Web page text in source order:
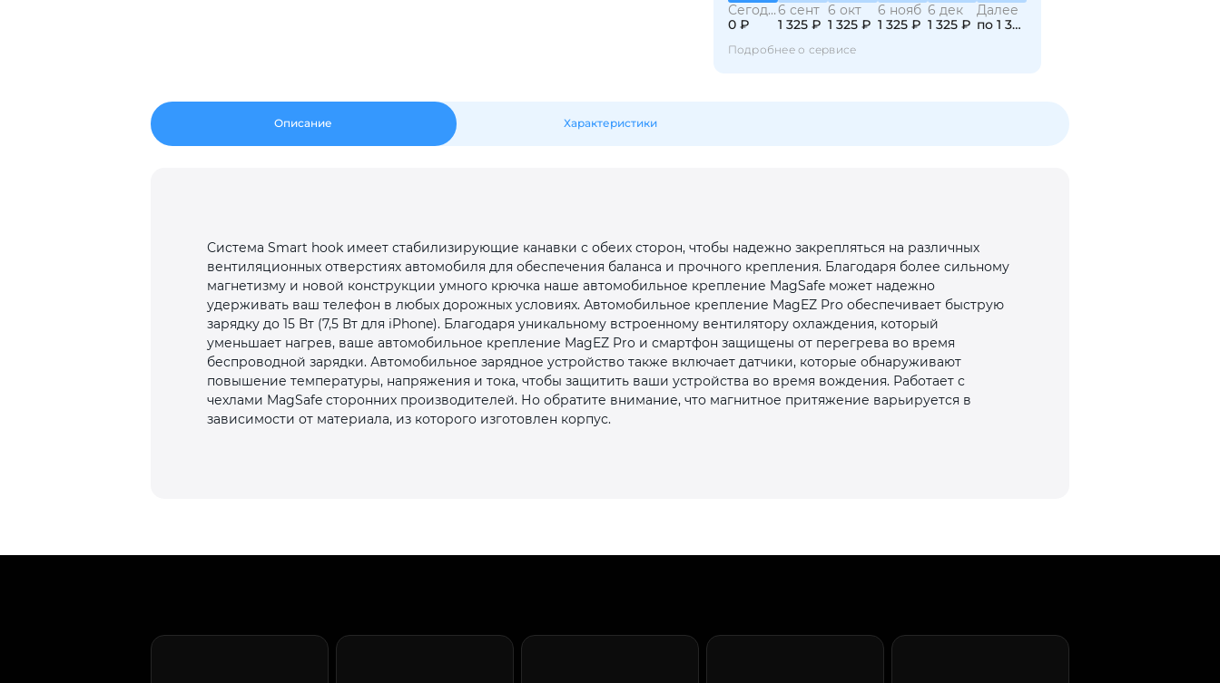
Сегодня
0 ₽
6 сент
1 325 ₽
6 окт
1 325 ₽
6 нояб
1 325 ₽
6 дек
1 325 ₽
Далее
по 1 325 ₽
Подробнее о сервисе
Описание Характеристики
Система Smart hook имеет стабилизирующие канавки с обеих сторон, чтобы надежно закрепляться на различных
вентиляционных отверстиях автомобиля для обеспечения баланса и прочного крепления. Благодаря более сильному
магнетизму и новой конструкции умного крючка наше автомобильное крепление MagSafe может надежно
удерживать ваш телефон в любых дорожных условиях. Автомобильное крепление MagEZ Pro обеспечивает быструю
зарядку до 15 Вт (7,5 Вт для iPhone). Благодаря уникальному встроенному вентилятору охлаждения, который
уменьшает нагрев, ваше автомобильное крепление MagEZ Pro и смартфон защищены от перегрева во время
беспроводной зарядки. Автомобильное зарядное устройство также включает датчики, которые обнаруживают
повышение температуры, напряжения и тока, чтобы защитить ваши устройства во время вождения. Работает с
чехлами MagSafe сторонних производителей. Но обратите внимание, что магнитное притяжение варьируется в
зависимости от материала, из которого изготовлен корпус.
Подробнее
25
раз в 2
недели
раз в 2 недели
Остались вопросы?
8 800 302-02-51
plait.ru